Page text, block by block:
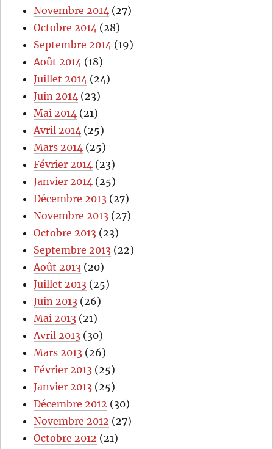
Novembre 2014 (27)
Octobre 2014 (28)
Septembre 2014 (19)
Août 2014 (18)
Juillet 2014 (24)
Juin 2014 (23)
Mai 2014 (21)
Avril 2014 (25)
Mars 2014 (25)
Février 2014 (23)
Janvier 2014 (25)
Décembre 2013 (27)
Novembre 2013 (27)
Octobre 2013 (23)
Septembre 2013 (22)
Août 2013 (20)
Juillet 2013 (25)
Juin 2013 (26)
Mai 2013 (21)
Avril 2013 (30)
Mars 2013 (26)
Février 2013 (25)
Janvier 2013 (25)
Décembre 2012 (30)
Novembre 2012 (27)
Octobre 2012 (21)